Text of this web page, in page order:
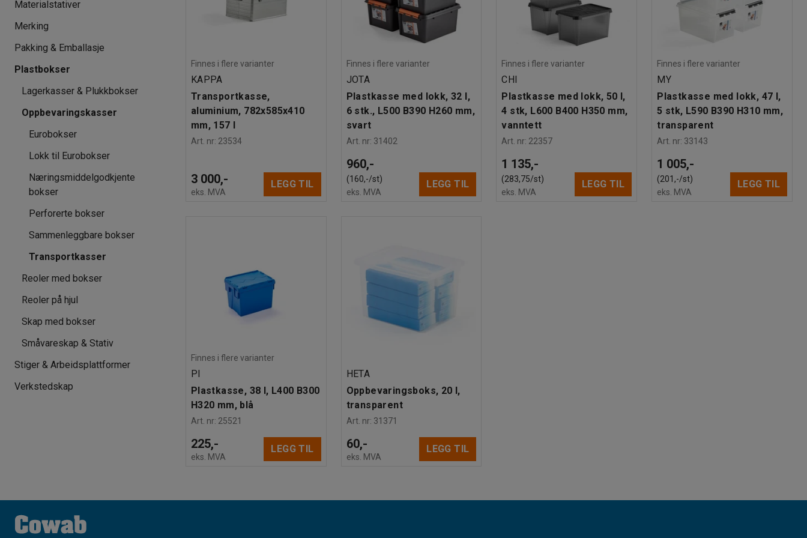
Finnes i flere varianter
KAPPA
Transportkasse,
aluminium, 782x585x410
mm, 157 l
Art. nr: 23534
3 000,-
eks. MVA
LEGG TIL
Finnes i flere varianter
JOTA
Plastkasse med lokk, 32 l,
6 stk., L500 B390 H260 mm,
svart
Art. nr: 31402
960,-
(160,-/st)
eks. MVA
LEGG TIL
Finnes i flere varianter
CHI
Plastkasse med lokk, 50 l,
4 stk, L600 B400 H350 mm,
vanntett
Art. nr: 22357
1 135,-
(283,75/st)
eks. MVA
LEGG TIL
Finnes i flere varianter
MY
Plastkasse med lokk, 47 l,
5 stk, L590 B390 H310 mm,
transparent
Art. nr: 33143
1 005,-
(201,-/st)
eks. MVA
LEGG TIL
Finnes i flere varianter
PI
Plastkasse, 38 l, L400 B300
H320 mm, blå
Art. nr: 25521
225,-
eks. MVA
LEGG TIL
HETA
Oppbevaringsboks, 20 l,
transparent
Art. nr: 31371
60,-
eks. MVA
LEGG TIL
Materialstativer
Merking
Pakking & Emballasje
Plastbokser
Lagerkasser & Plukkbokser
Oppbevaringskasser
Eurobokser
Lokk til Eurobokser
Næringsmiddelgodkjente
bokser
Perforerte bokser
Sammenleggbare bokser
Transportkasser
Reoler med bokser
Reoler på hjul
Skap med bokser
Småvareskap & Stativ
Stiger & Arbeidsplattformer
Verkstedskap